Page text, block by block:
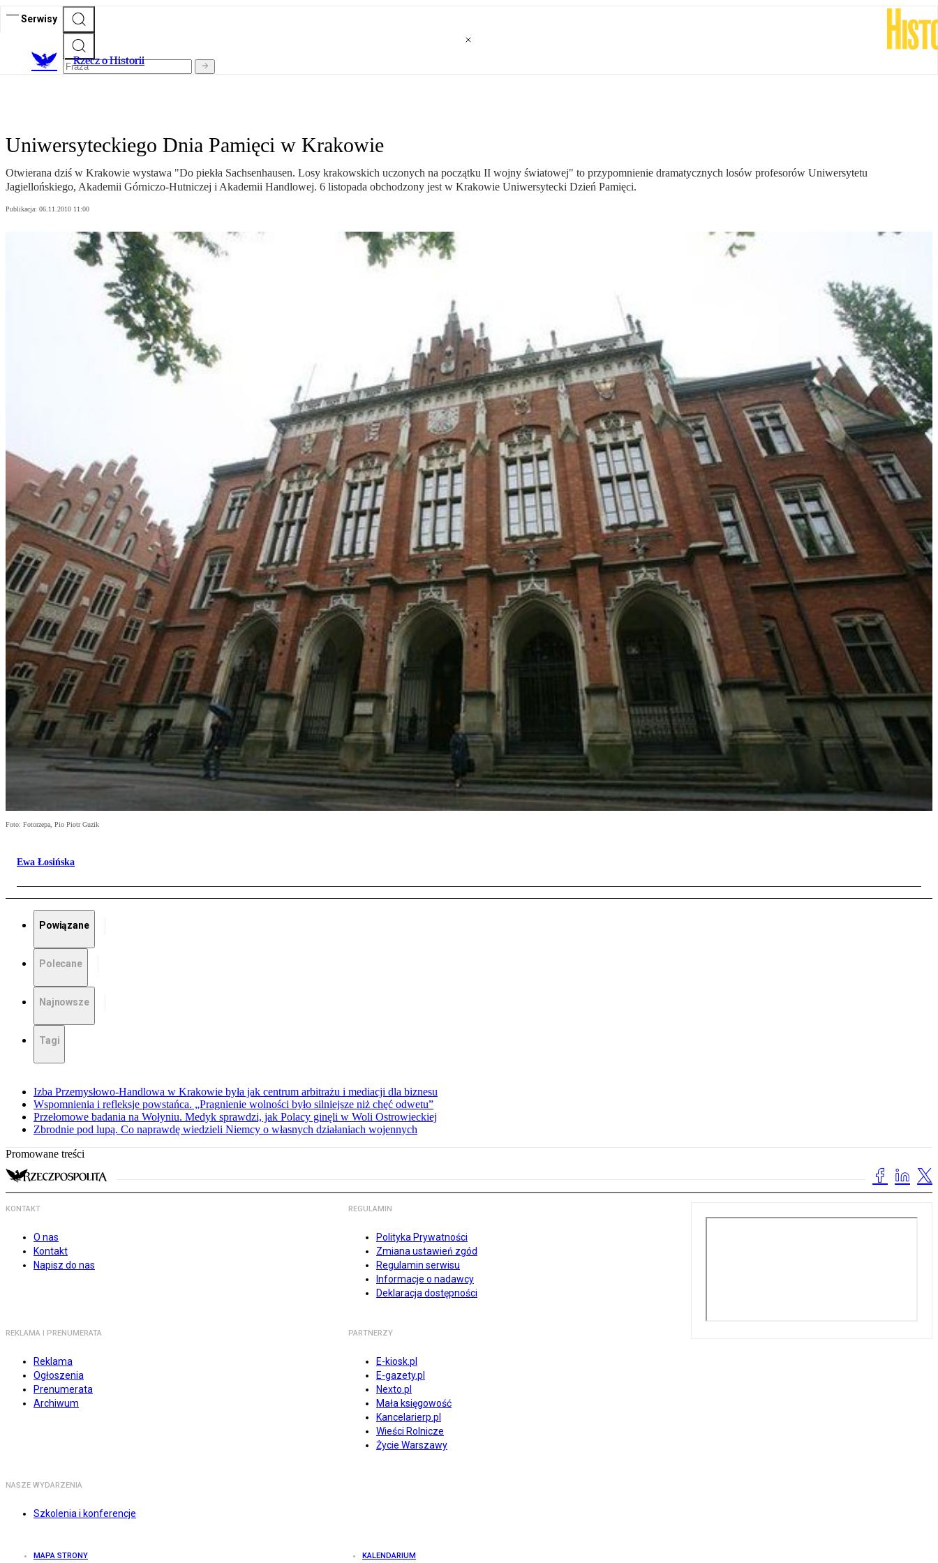
Serwisy
Rzecz o Historii
Uniwersyteckiego Dnia Pamięci w Krakowie
Otwierana dziś w Krakowie wystawa "Do piekła Sachsenhausen. Losy krakowskich uczonych na początku II wojny światowej" to przypomnienie dramatycznych losów profesorów Uniwersytetu
Jagiellońskiego, Akademii Górniczo-Hutniczej i Akademii Handlowej. 6 listopada obchodzony jest w Krakowie Uniwersytecki Dzień Pamięci.
Publikacja: 06.11.2010 11:00
Foto: Fotorzepa, Pio Piotr Guzik
Ewa Łosińska
Powiązane
Polecane
Najnowsze
Tagi
Izba Przemysłowo-Handlowa w Krakowie była jak centrum arbitrażu i mediacji dla biznesu
Wspomnienia i refleksje powstańca. „Pragnienie wolności było silniejsze niż chęć odwetu”
Przełomowe badania na Wołyniu. Medyk sprawdzi, jak Polacy ginęli w Woli Ostrowieckiej
Zbrodnie pod lupą. Co naprawdę wiedzieli Niemcy o własnych działaniach wojennych
Promowane treści
KONTAKT
O nas
Kontakt
Napisz do nas
REGULAMIN
Polityka Prywatności
Zmiana ustawień zgód
Regulamin serwisu
Informacje o nadawcy
Deklaracja dostępności
REKLAMA I PRENUMERATA
Reklama
Ogłoszenia
Prenumerata
Archiwum
PARTNERZY
E-kiosk.pl
E-gazety.pl
Nexto.pl
Mała księgowość
Kancelarierp.pl
Wieści Rolnicze
Życie Warszawy
NASZE WYDARZENIA
Szkolenia i konferencje
MAPA STRONY KALENDARIUM